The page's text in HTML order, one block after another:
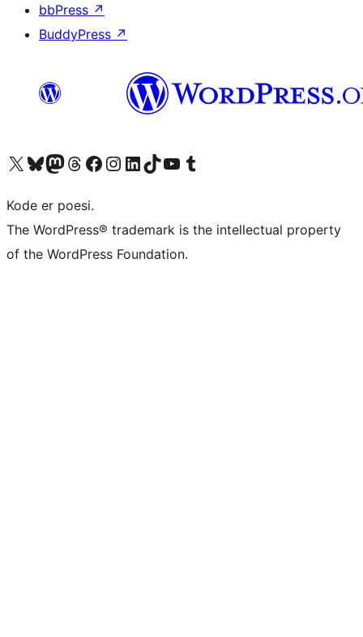
bbPress ↗
BuddyPress ↗
Besøk vår konto på X Visit our Bluesky account
Besøk vår Mastodon-konto
Visit our Threads account
Besøk vår Facebook-sideBesøk vår Instagram-konto
Besøk vår LinkedIn-konto
Visit our TikTok account
Visit our YouTube channel
Visit our Tumblr account
Kode er poesi.
The WordPress® trademark is the intellectual property
of the WordPress Foundation.